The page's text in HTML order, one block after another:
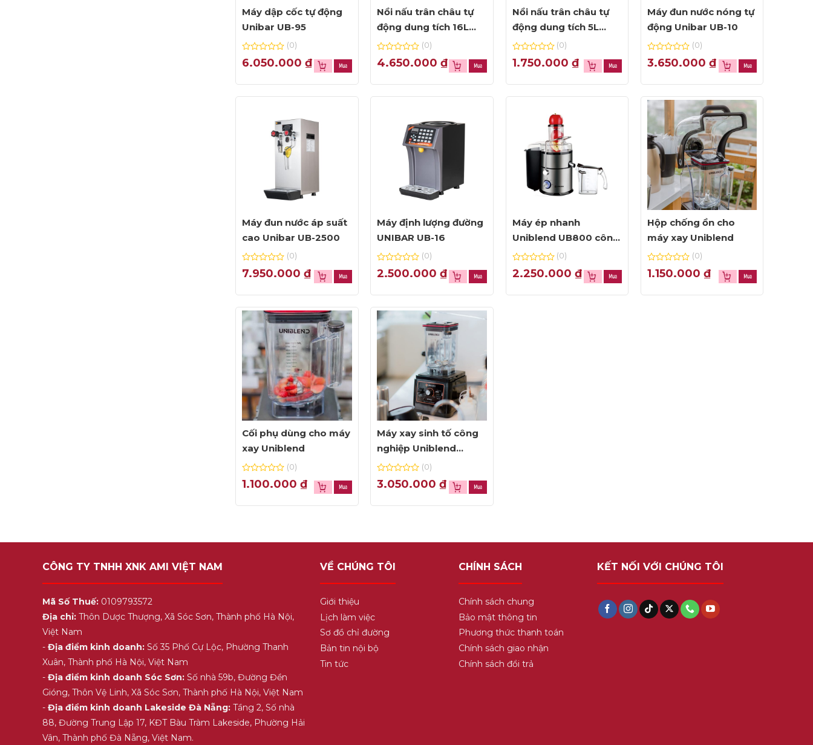
Máy dập cốc tự động
Unibar UB-95
0
out
(0)
6.050.000₫
Nồi nấu trân châu tự
động dung tích 16L
Unibar UBN16L
0
out
(0)
4.650.000₫
Nồi nấu trân châu tự
động dung tích 5L
Unibar UBN5L
0
out
(0)
1.750.000 ₫
Máy đun nước nóng tự
động Unibar UB-10
0
out
(0)
3.650.000 ₫
Máy đun nước áp suất
cao Unibar UB-2500
0
out
(0)
7.950.000₫
Máy định lượng đường
UNIBAR UB-16
0
out
(0)
2.500.000₫
Máy ép nhanh
Uniblend UB800 công
suất 800W
0
out
(0)
2.250.000 ₫
Hộp chống ồn cho
máy xay Uniblend
0
out
(0)
1.150.000 ₫
Cối phụ dùng cho máy
xay Uniblend
0
out
(0)
1.100.000₫
Máy xay sinh tố công
nghiệp Uniblend
UB712
0
out
(0)
3.050.000₫
CÔNG TY TNHH XNK AMI VIỆT NAM
Mã Số Thuế: 0109793572
Địa chỉ: Thôn Dược Thượng, Xã Sóc Sơn, Thành phố Hà Nội,
Việt Nam
-Địa điểm kinh doanh: Số 35 Phố Cự Lộc, Phường Thanh
Xuân, Thành phố Hà Nội, Việt Nam
-Địa điểm kinh doanh Sóc Sơn: Số nhà 59b, Đường Đền
Gióng, Thôn Vệ Linh, Xã Sóc Sơn, Thành phố Hà Nội, Việt Nam
-Địa điểm kinh doanh Lakeside Đà Nẵng: Tầng 2, Số nhà
88, Đường Trung Lập 17, KĐT Bàu Tràm Lakeside, Phường Hải
Vân, Thành phố Đà Nẵng, Việt Nam.
VỀ CHÚNG TÔI
Giới thiệu
Lịch làm việc
Sơ đồ chỉ đường
Bản tin nội bộ
Tin tức
CHÍNH SÁCH
Chính sách chung
Bảo mật thông tin
Phương thức thanh toán
Chính sách giao nhận
Chính sách đổi trả
KẾT NỐI VỚI CHÚNG TÔI